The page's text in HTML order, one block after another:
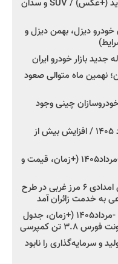
کرمان موتور به دنبال ۲ محصول جدید (+عکس) / SUV و سدان
دیزل، بهمن دیزل و
بازار خودرو ایران
نهمین ماه متوالی صعود
چینی وجود
اعلام قیمت جدید پارس نوا در مرداد ۱۴۰۵ / افزایش بیش از
شروع فروش کشنده و کامیون فاو -مرداد۱۴۰۵ (+زمان، قیمت و
مدیرعامل امدادخودروسایپا: پوشش امدادی ۶ مرز غربی در طرح
شروع فروش ۸ محصول بهمن دیزل -مرداد۱۴۰۵ (+زمان، جدول
تن کمپرسی
و سرمایه‌گذاری را نابود